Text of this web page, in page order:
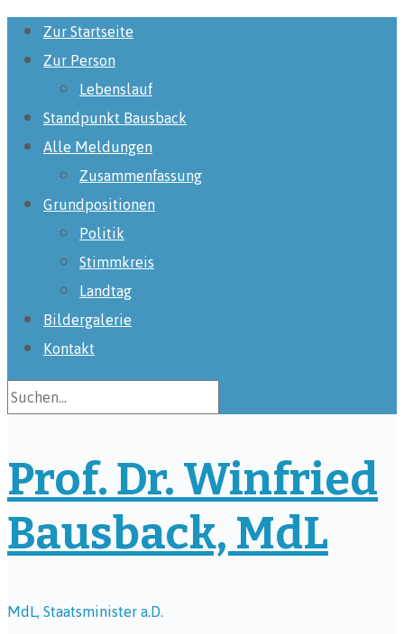
Zur Startseite
Zur Person
Lebenslauf
Standpunkt Bausback
Alle Meldungen
Zusammenfassung
Grundpositionen
Politik
Stimmkreis
Landtag
Bildergalerie
Kontakt
Prof. Dr. Winfried
Bausback, MdL
MdL, Staatsminister a.D.